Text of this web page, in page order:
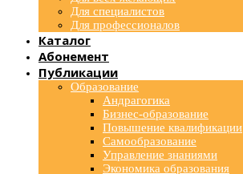
Для специалистов
Для профессионалов
Каталог
Абонемент
Публикации
Образование
Андрагогика
Бизнес-образование
Повышение квалификации
Самообразование
Управление знаниями
Экономика образования